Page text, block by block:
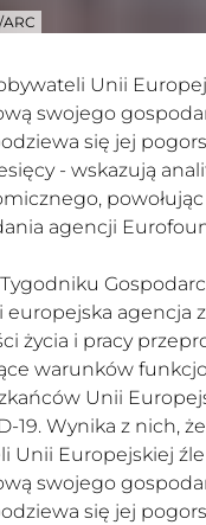
Unii
swojego
się jej
- wskazują
powołując
agencji
europejska agencja
życia i pracy
warunków
Unii
19. Wynika z nich,
Unii Europejskiej
swojego
się jej